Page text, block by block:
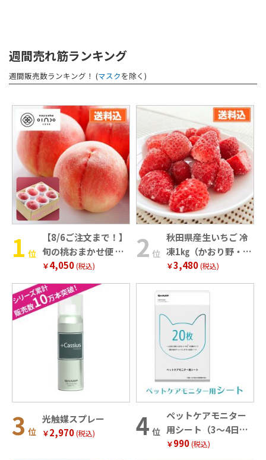
週間売れ筋ランキング
週間販売数ランキング！ (マスクを除く)
位
【8/6ご注文まで！】
旬の桃おまかせ便 奈
良･和歌山県産
￥4,050(税込)
位
秋田県産生いちご 冷
凍1㎏（かおり野・ヘ
タなし）
￥3,480(税込)
位
光触媒スプレー
￥2,970(税込) 位
ペットケアモニター
用シート（3～4日で
交換タイプ20枚入）
￥990(税込)